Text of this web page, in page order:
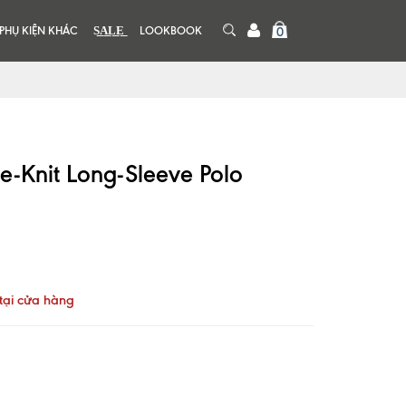
PHỤ KIỆN KHÁC S͟A͟L͟E͟ LOOKBOOK 0
Knit Long-Sleeve Polo
cửa hàng